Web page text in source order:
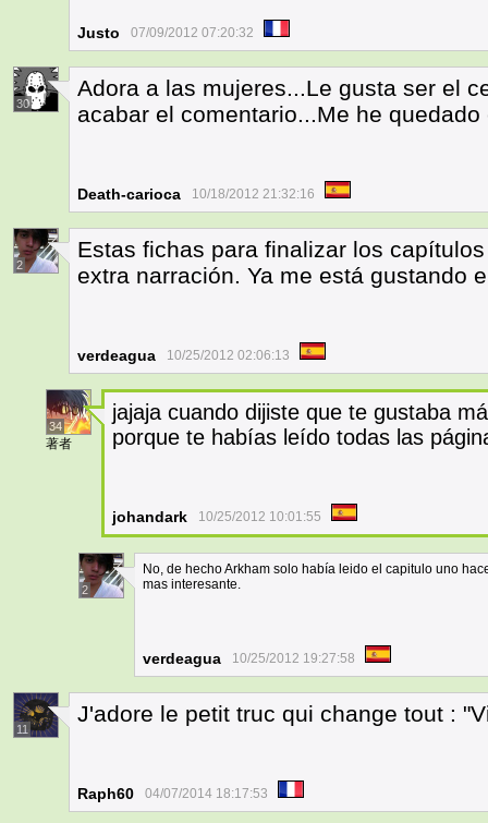
Justo 07/09/2012 07:20:32
30
Adora a las mujeres...Le gusta ser el
acabar el comentario...Me he quedado
Death-carioca 10/18/2012 21:32:16
2
Estas fichas para finalizar los
extra narración. Ya me está gustando
verdeagua 10/25/2012 02:06:13
34
著者
jajaja cuando dijiste que te gustaba
porque te habías leído todas las
johandark 10/25/2012 10:01:55
2
No, de hecho Arkham solo había leido el capitulo uno
mas interesante.
verdeagua 10/25/2012 19:27:58
11
J'adore le petit truc qui change tout :
Raph60 04/07/2014 18:17:53